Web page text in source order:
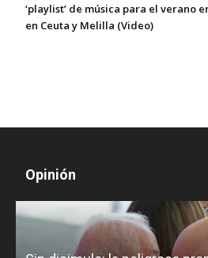
‘playlist’ de música para el verano
en Ceuta y Melilla (Video)
Opinión